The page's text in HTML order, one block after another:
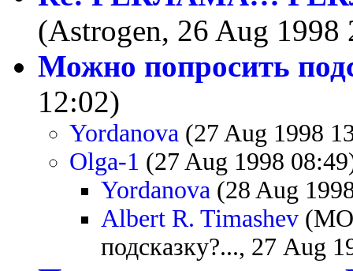
(Astrogen, 26 Aug 1998
Можно попросить
12:02)
Yordanova (27 Aug 1998
Olga-1 (27 Aug 1998
Yordanova (28 Aug
Albert R. Timashev
подсказку?..., 27 Aug